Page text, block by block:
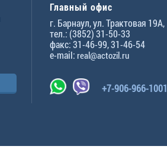
Главный офис
г. Барнаул,ул. Трактовая 19А,
тел.: (3852) 31-50-33
факс:31-46-99,31-46-54
e-mail: real@actozil.ru
+7-906-966-1001